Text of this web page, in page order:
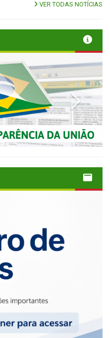
VER TODAS NOTÍCIAS
Next